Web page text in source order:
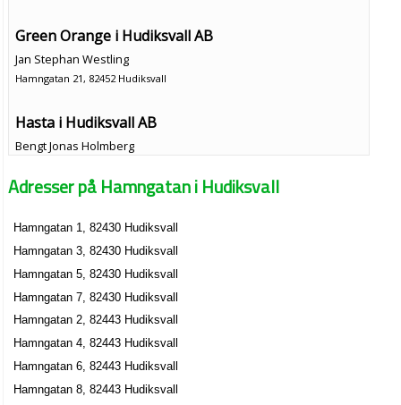
Green Orange i Hudiksvall AB
Jan Stephan Westling
Hamngatan 21, 82452 Hudiksvall
Hasta i Hudiksvall AB
Bengt Jonas Holmberg
Hamngatan 21, 82452 Hudiksvall
Jan Martin Vilhelm Eriksson
0650-14890
Hamngatan 21, 82452 Hudiksvall
P. Entreprenad AB
Bengt Jonas Holmberg
0650-31752
Hamngatan 21, 82452 Hudiksvall
Tvärkajen AB
Adresser på Hamngatan i Hudiksvall
Hamngatan 1, 82430 Hudiksvall
Hamngatan 3, 82430 Hudiksvall
Hamngatan 5, 82430 Hudiksvall
Hamngatan 7, 82430 Hudiksvall
Hamngatan 2, 82443 Hudiksvall
Hamngatan 4, 82443 Hudiksvall
Hamngatan 6, 82443 Hudiksvall
Hamngatan 8, 82443 Hudiksvall